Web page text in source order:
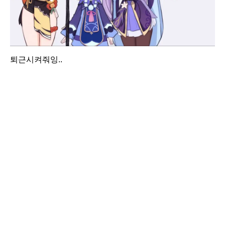
퇴근시켜줘잉..